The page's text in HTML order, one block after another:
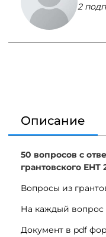
2
Описание
50 вопросов с
грантовского ЕНТ
Вопросы из
На каждый вопрос
Документ в pdf